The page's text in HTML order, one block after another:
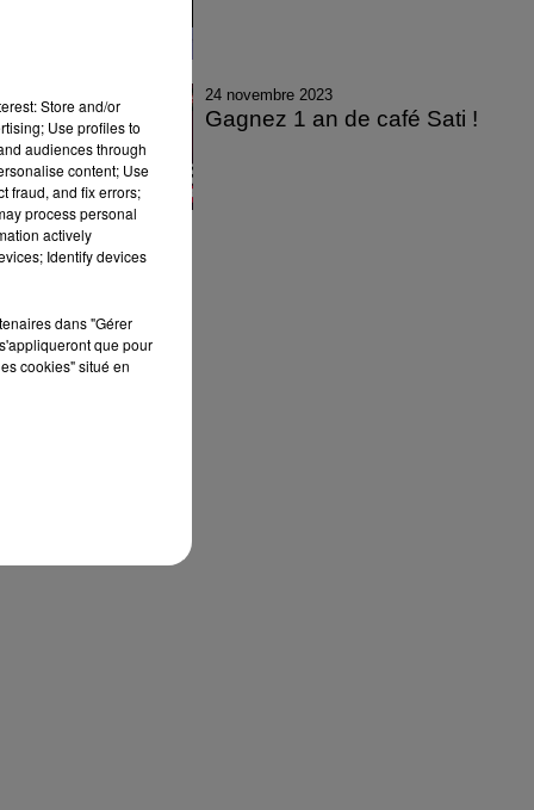
24 novembre 2023
Gagnez 1 an de café Sati !
Store and/or
Use profiles to
audiences through
content; Use
fraud, and fix errors;
process personal
actively
Identify devices
dans "Gérer
que pour
cookies" situé en